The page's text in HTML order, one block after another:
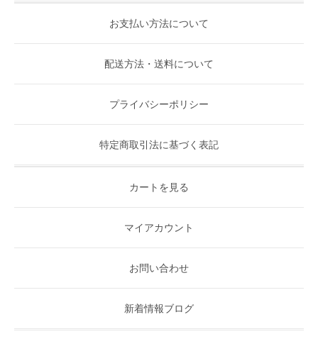
お支払い方法について
配送方法・送料について
プライバシーポリシー
特定商取引法に基づく表記
カートを見る
マイアカウント
お問い合わせ
新着情報ブログ